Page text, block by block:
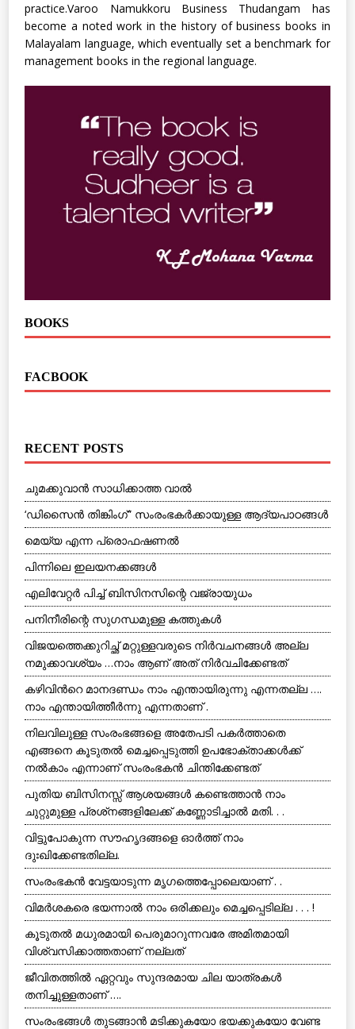
practice.Varoo Namukkoru Business Thudangam has
become a noted work in the history of business books in
Malayalam language, which eventually set a benchmark for
management books in the regional language.
BOOKS
FACBOOK
RECENT POSTS
ചുമക്കുവാന്‍ സാധിക്കാത്ത വാല്‍
‘ഡിസൈന്‍ തിങ്കിംഗ്” സംരംഭകര്‍ക്കായുള്ള ആദ്യപാഠങ്ങള്‍
മെയ്യ എന്ന പ്രൊഫഷണല്‍
പിന്നിലെ ഇലയനക്കങ്ങള്‍
എലിവേറ്റര്‍ പിച്ച് ബിസിനസിന്റെ വജ്രായുധം
പനിനീരിന്റെ സുഗന്ധമുള്ള കത്തുകള്‍
വിജയത്തെക്കുറിച്ഛ് മറ്റുള്ളവരുടെ നിര്‍വചനങ്ങള്‍ അല്ല
നമുക്കാവശ്യം …നാം ആണ് അത് നിര്‍വചിക്കേണ്ടത്
കഴിവിൻറെ മാനദണ്ഡം നാം എന്തായിരുന്നു എന്നതല്ല ….
നാം എന്തായിത്തീർന്നു എന്നതാണ് .
നിലവിലുള്ള സംരംഭങ്ങളെ അതേപടി പകര്‍ത്താതെ
എങ്ങനെ കൂടുതല്‍ മെച്ചപ്പെടുത്തി ഉപഭോക്താക്കള്‍ക്ക്
നല്‍കാം എന്നാണ് സംരംഭകന്‍ ചിന്തിക്കേണ്ടത്
പുതിയ ബിസിനസ്സ് ആശയങ്ങള്‍ കണ്ടെത്താന്‍ നാം
ചുറ്റുമുള്ള പ്രശ്‌നങ്ങളിലേക്ക് കണ്ണോടിച്ചാല്‍ മതി. . .
വിട്ടുപോകുന്ന സൗഹൃദങ്ങളെ ഓര്‍ത്ത് നാം
ദുഃഖിക്കേണ്ടതില്ല.
സംരംഭകന്‍ വേട്ടയാടുന്ന മൃഗത്തെപ്പോലെയാണ് . .
വിമര്‍ശകരെ ഭയന്നാല്‍ നാം ഒരിക്കലും മെച്ചപ്പെടില്ല . . . !
കൂടുതല്‍ മധുരമായി പെരുമാറുന്നവരേ അമിതമായി
വിശ്വസിക്കാത്തതാണ് നല്ലത്
ജീവിതത്തില്‍ ഏറ്റവും സുന്ദരമായ ചില യാത്രകള്‍
തനിച്ചുള്ളതാണ് ….
സംരംഭങ്ങള്‍ തുടങ്ങാന്‍ മടിക്കുകയോ ഭയക്കുകയോ വേണ്ട